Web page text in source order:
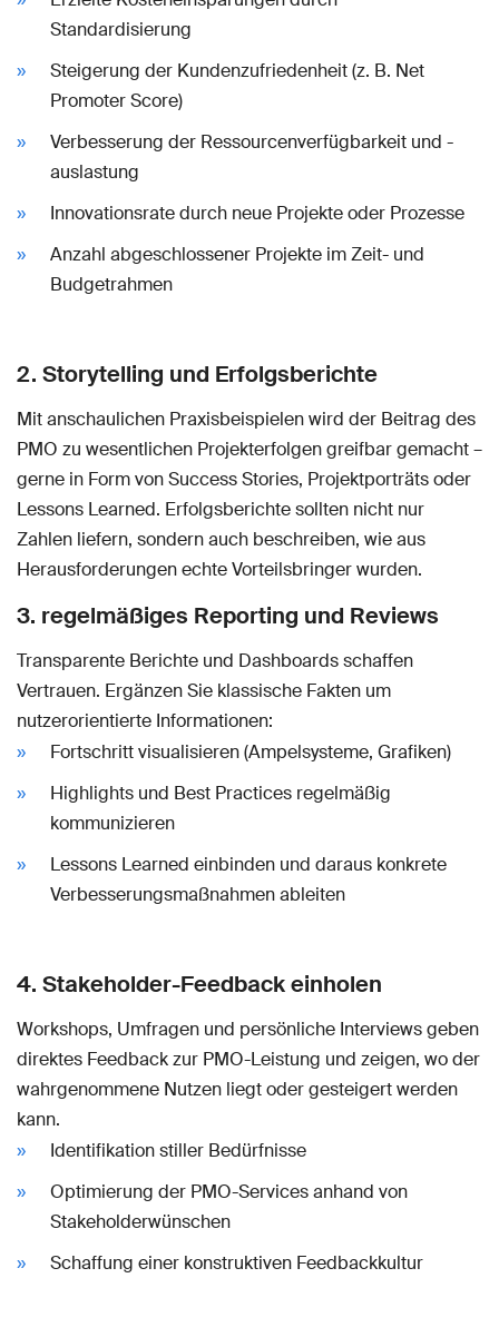
Standardisierung
Steigerung der Kundenzufriedenheit (z. B. Net
Promoter Score)
Verbesserung der Ressourcenverfügbarkeit und -
auslastung
Innovationsrate durch neue Projekte oder Prozesse
Anzahl abgeschlossener Projekte im Zeit- und
Budgetrahmen
2. Storytelling und Erfolgsberichte
Mit anschaulichen Praxisbeispielen wird der Beitrag des
PMO zu wesentlichen Projekterfolgen greifbar gemacht –
gerne in Form von Success Stories, Projektporträts oder
Lessons Learned. Erfolgsberichte sollten nicht nur
Zahlen liefern, sondern auch beschreiben, wie aus
Herausforderungen echte Vorteilsbringer wurden.
3. regelmäßiges Reporting und Reviews
Transparente Berichte und Dashboards schaffen
Vertrauen. Ergänzen Sie klassische Fakten um
nutzerorientierte Informationen:
Fortschritt visualisieren (Ampelsysteme, Grafiken)
Highlights und Best Practices regelmäßig
kommunizieren
Lessons Learned einbinden und daraus konkrete
Verbesserungsmaßnahmen ableiten
4. Stakeholder-Feedback einholen
Workshops, Umfragen und persönliche Interviews geben
direktes Feedback zur PMO-Leistung und zeigen, wo der
wahrgenommene Nutzen liegt oder gesteigert werden
kann.
Identifikation stiller Bedürfnisse
Optimierung der PMO-Services anhand von
Stakeholderwünschen
Schaffung einer konstruktiven Feedbackkultur